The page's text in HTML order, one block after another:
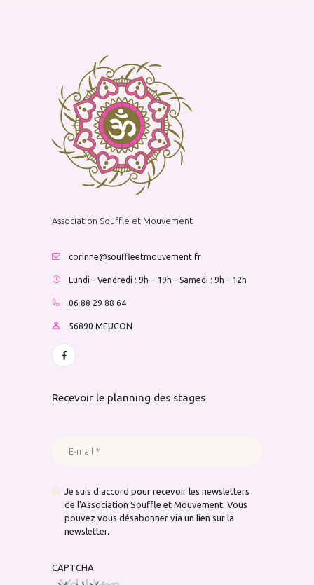
Association Souffle et Mouvement
corinne@souffleetmouvement.fr
Lundi - Vendredi : 9h – 19h - Samedi : 9h - 12h
06 88 29 88 64
56890 MEUCON
Recevoir le planning des stages
Je suis d'accord pour recevoir les newsletters
de l'Association Souffle et Mouvement. Vous
pouvez vous désabonner via un lien sur la
newsletter.
CAPTCHA